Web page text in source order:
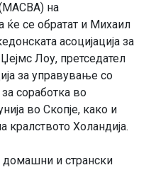
на
ќе се обратат и Михаил
асоцијација за
Лоу, претседател
за управување со
соработка во
во Скопје, како и
Холандија.
домашни и странски